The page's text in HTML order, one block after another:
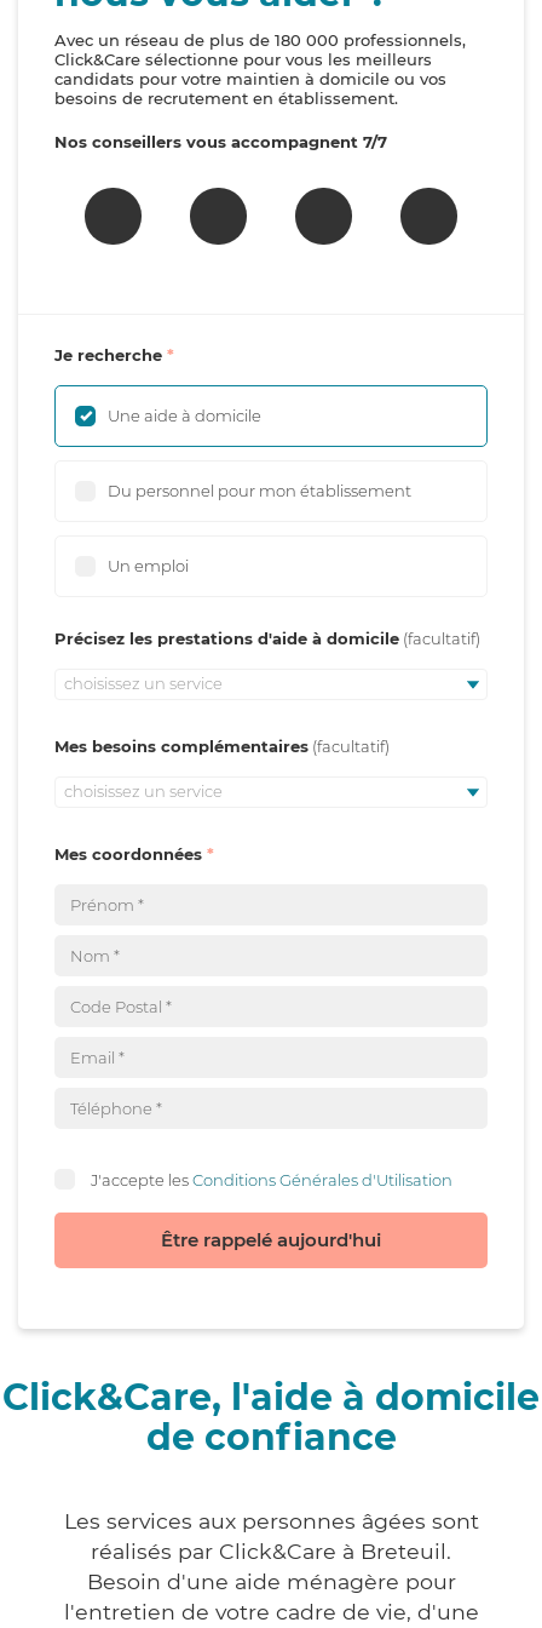
Avec un réseau de plus de 180 000 professionnels,
Click&Care sélectionne pour vous les meilleurs
candidats pour votre maintien à domicile ou vos
besoins de recrutement en établissement.
Nos conseillers vous accompagnent 7/7
Je recherche
Une aide à domicile
Du personnel pour mon établissement
Un emploi
Précisez les prestations d'aide à domicile
choisissez un service
Mes besoins complémentaires
choisissez un service
Mes coordonnées
J'accepte lesConditions Générales d'Utilisation
Être rappelé aujourd'hui
Click&Care, l'aide à domicile
de confiance
Les services aux personnes âgées sont
réalisés par Click&Care à Breteuil.
Besoin d'une aide ménagère pour
l'entretien de votre cadre de vie, d'une